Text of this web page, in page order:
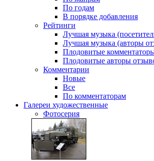
По годам
В порядке добавления
Рейтинги
Лучшая музыка
Лучшая музыка (авторы
Плодовитые
Плодовитые авторы
Комментарии
Новые
Все
По комментаторам
Галереи художественные
Фотосерия